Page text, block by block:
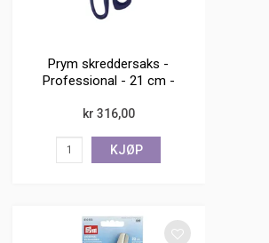
Prym skreddersaks -
Professional - 21 cm -
kr 316,00
KJØP